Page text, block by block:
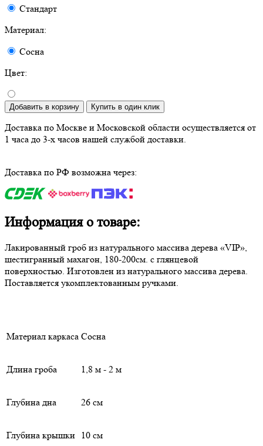
Стандарт
Материал:
Сосна
Цвет:
Добавить в корзину Купить в один клик
Доставка по Москве и Московской области осуществляется от
1 часа до 3-х часов нашей службой доставки.
Доставка по РФ возможна через:
Информация о товаре:
Лакированный гроб из натурального массива дерева «VIP»,
шестигранный махагон, 180-200см. с глянцевой
поверхностью. Изготовлен из натурального массива дерева.
Поставляется укомплектованным ручками.
Материал каркаса Сосна
Длина гроба 1,8 м - 2 м
Глубина дна 26 см
Глубина крышки 10 см